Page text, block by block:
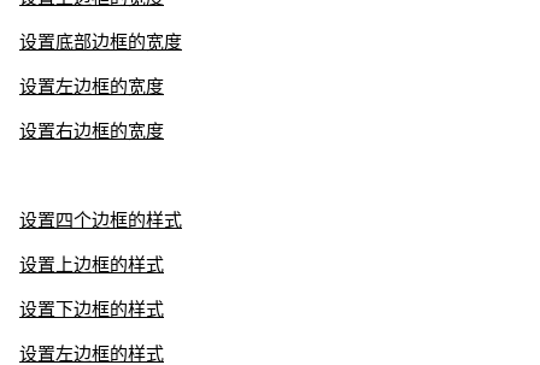
设置底部边框的宽度
设置左边框的宽度
设置右边框的宽度
设置四个边框的样式
设置上边框的样式
设置下边框的样式
设置左边框的样式